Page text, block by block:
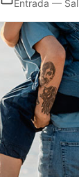
Entrada —